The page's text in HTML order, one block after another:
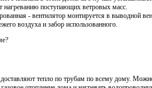
нагреванию поступающих ветровых масс.
- вентилятор монтируется в выводной
воздуха и забор использованного.
тепло по трубам по всему дому.